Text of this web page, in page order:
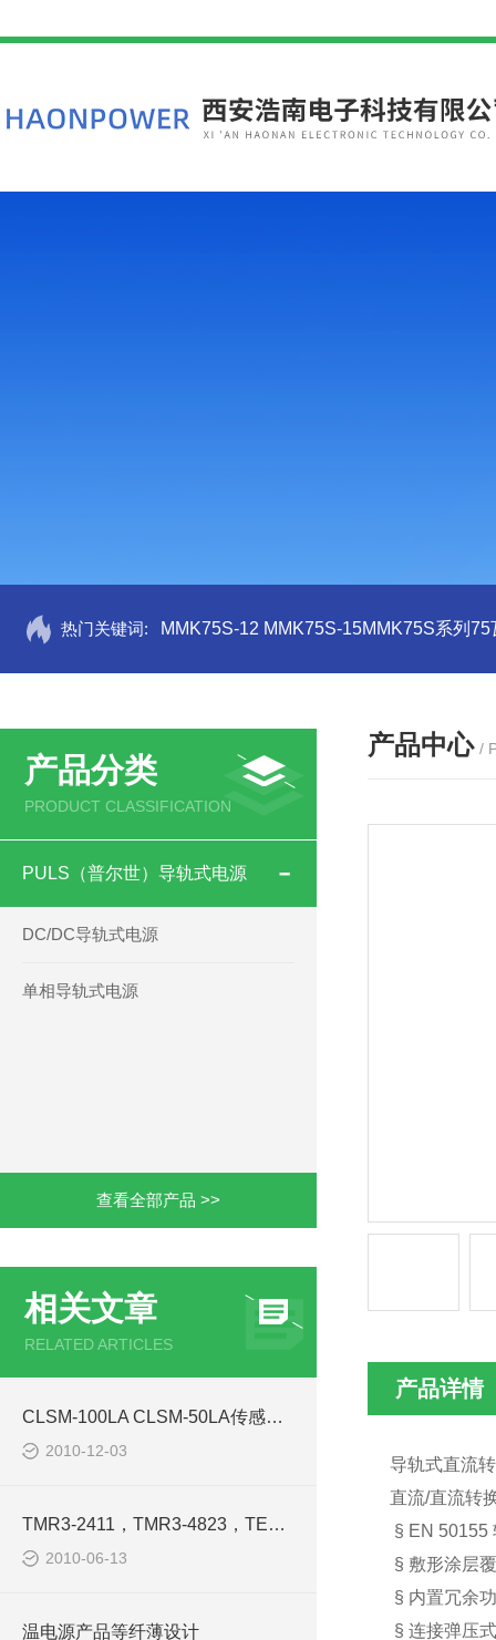
热门关键词: MMK75S-12 MMK75S-15MMK75S系列
产品分类
PRODUCT CLASSIFICATION
PULS（普尔世）导轨式电源
DC/DC导轨式电源
单相导轨式电源
查看全部产品 >>
相关文章
RELATED ARTICLES
CLSM-100LA CLSM-50LA传感器西安浩南电子科技
2010-12-03
TMR3-2411，TMR3-4823，TES3-2423电源模块-西安浩南电子
2010-06-13
温电源产品等纤薄设计
产品中心 /
产品详情
导轨式直流
直流/直流转
§ EN 50155
§ 敷形涂层
§ 内置冗余
§ 连接弹压